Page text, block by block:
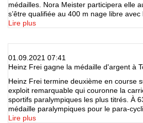
médailles. Nora Meister participera elle
s’être qualifiée au 400 m nage libre avec
Lire plus
01.09.2021 07:41
Heinz Frei gagne la médaille d'argent à
Heinz Frei termine deuxième en course
exploit remarquable qui couronne la
sportifs paralympiques les plus titrés. À
médaille paralympiques pour le para-
Lire plus